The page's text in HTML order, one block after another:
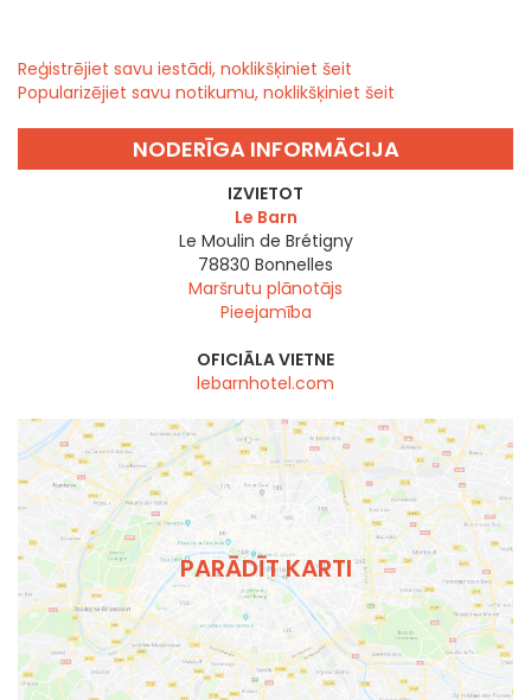
Reģistrējiet savu iestādi, noklikšķiniet šeit
Popularizējiet savu notikumu, noklikšķiniet šeit
NODERĪGA INFORMĀCIJA
IZVIETOT
Le Barn
Le Moulin de Brétigny
78830 Bonnelles
Maršrutu plānotājs
Pieejamība
OFICIĀLA VIETNE
lebarnhotel.com
PARĀDĪT KARTI